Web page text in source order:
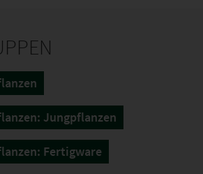
Jungpflanzen
Fertigware